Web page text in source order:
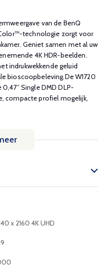
van de BenQ
technologie zorgt voor
Geniet samen met al uw
4K HDR-beelden.
indrukwekkende geluid
bioscoopbeleving.De W1720
Single DMD DLP-
compacte profiel mogelijk,
x 2160 4K UHD